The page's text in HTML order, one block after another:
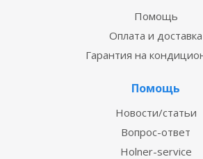
Помощь
Оплата и доставка
Гарантия на
Помощь
Новости/статьи
Вопрос-ответ
Holner-service